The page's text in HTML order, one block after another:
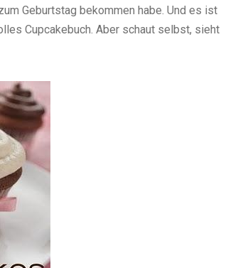
Geburtstag bekommen habe. Und es ist
Cupcakebuch. Aber schaut selbst, sieht